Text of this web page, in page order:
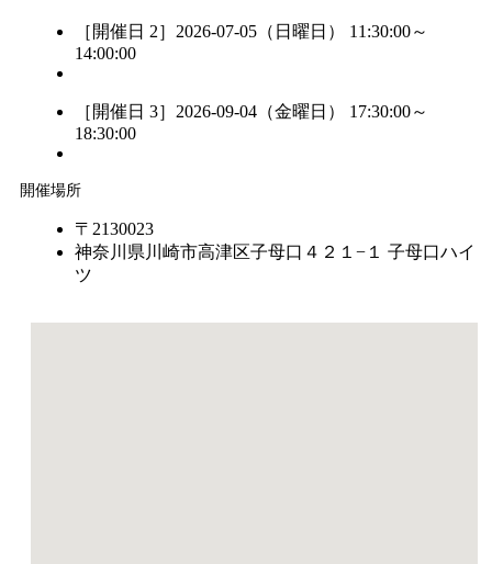
［開催日 2］2026-07-05（日曜日） 11:30:00～
14:00:00
［開催日 3］2026-09-04（金曜日） 17:30:00～
18:30:00
開催場所
〒2130023
神奈川県川崎市高津区子母口４２１−１ 子母口ハイ
ツ